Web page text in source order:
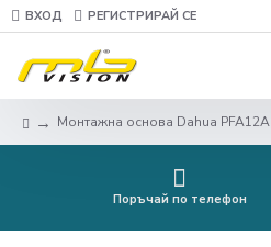
ВХОД РЕГИСТРИРАЙ СЕ
Монтажна основа Dahua PFA12A
Поръчай по телефон